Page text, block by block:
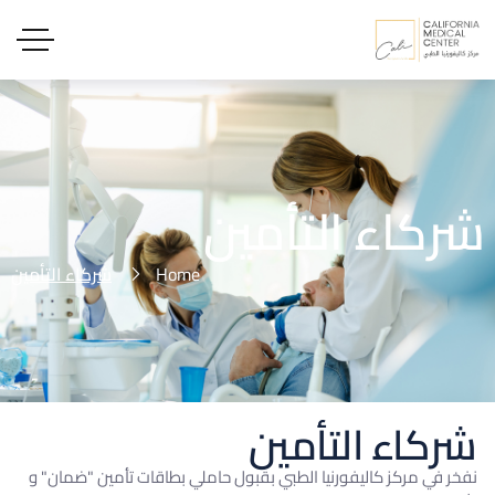
شركاء التأمينHome شركاء التأمين
شركاء التأمين
نفخر في مركز كاليفورنيا الطبي بقبول حاملي بطاقات تأمين "ضمان" و